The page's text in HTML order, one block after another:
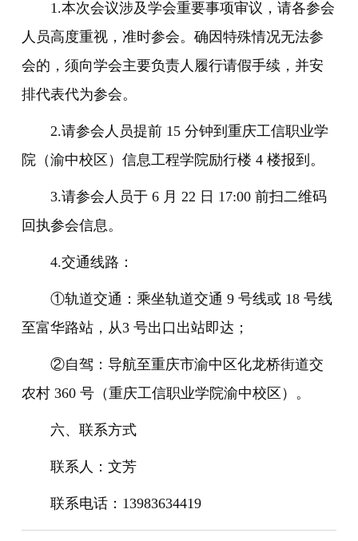
1.本次会议涉及学会重要事项审议，请各参会
人员高度重视，准时参会。确因特殊情况无法参
会的，须向学会主要负责人履行请假手续，并安
排代表代为参会。
2.请参会人员提前 15 分钟到重庆工信职业学
院（渝中校区）信息工程学院励行楼 4 楼报到。
3.请参会人员于 6 月 22 日 17:00 前扫二维码
回执参会信息。
4.交通线路：
①轨道交通：乘坐轨道交通 9 号线或 18 号线
至富华路站，从3 号出口出站即达；
②自驾：导航至重庆市渝中区化龙桥街道交
农村 360 号（重庆工信职业学院渝中校区）。
六、联系方式
联系人：文芳
联系电话：13983634419